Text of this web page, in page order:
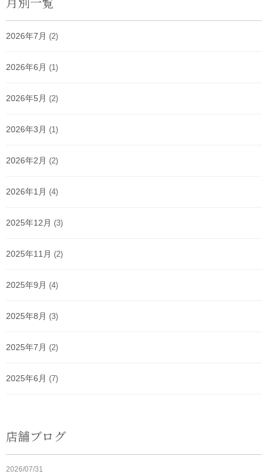
2026年7月 (2)
2026年6月 (1)
2026年5月 (2)
2026年3月 (1)
2026年2月 (2)
2026年1月 (4)
2025年12月 (3)
2025年11月 (2)
2025年9月 (4)
2025年8月 (3)
2025年7月 (2)
2025年6月 (7)
店舗ブログ
2026/07/31